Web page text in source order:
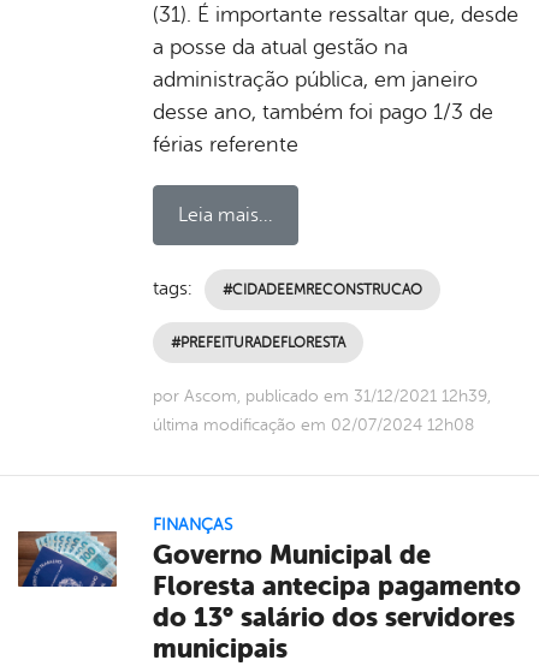
(31). É importante ressaltar que, desde
a posse da atual gestão na
administração pública, em janeiro
desse ano, também foi pago 1/3 de
férias referente
Leia mais...
tags: #CIDADEEMRECONSTRUCAO
#PREFEITURADEFLORESTA
por Ascom, publicado em 31/12/2021 12h39,
última modificação em 02/07/2024 12h08
FINANÇAS
Governo Municipal de
Floresta antecipa pagamento
do 13° salário dos servidores
municipais